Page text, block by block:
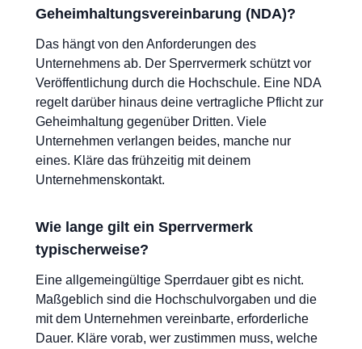
Geheimhaltungsvereinbarung (NDA)?
Das hängt von den Anforderungen des
Unternehmens ab. Der Sperrvermerk schützt vor
Veröffentlichung durch die Hochschule. Eine NDA
regelt darüber hinaus deine vertragliche Pflicht zur
Geheimhaltung gegenüber Dritten. Viele
Unternehmen verlangen beides, manche nur
eines. Kläre das frühzeitig mit deinem
Unternehmenskontakt.
Wie lange gilt ein Sperrvermerk
typischerweise?
Eine allgemeingültige Sperrdauer gibt es nicht.
Maßgeblich sind die Hochschulvorgaben und die
mit dem Unternehmen vereinbarte, erforderliche
Dauer. Kläre vorab, wer zustimmen muss, welche